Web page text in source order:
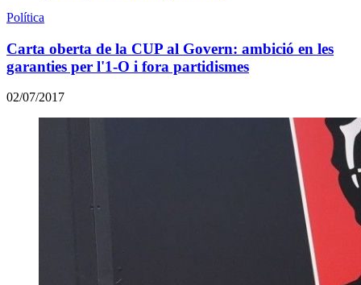
Política
Carta oberta de la CUP al Govern: ambició en les
garanties per l'1-O i fora partidismes
02/07/2017